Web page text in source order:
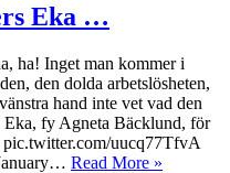
Eka …
ha! Inget man kommer i
den dolda arbetslösheten,
hand inte vet vad den
Eka, fy Agneta Bäcklund, för
pic.twitter.com/uucq77TfvA
Read More »